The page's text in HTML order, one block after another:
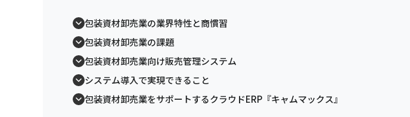
包装資材卸売業の業界特性と商慣習
包装資材卸売業の課題
包装資材卸売業向け販売管理システム
システム導入で実現できること
包装資材卸売業をサポートするクラウドERP『キャムマックス』